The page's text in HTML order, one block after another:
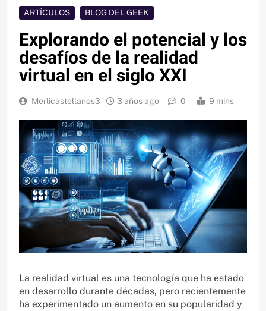
ARTÍCULOS BLOG DEL GEEK
Explorando el potencial y los
desafíos de la realidad
virtual en el siglo XXI
Merlicastellanos3 3 años ago 0 9 mins
La realidad virtual es una tecnología que ha estado
en desarrollo durante décadas, pero recientemente
ha experimentado un aumento en su popularidad y